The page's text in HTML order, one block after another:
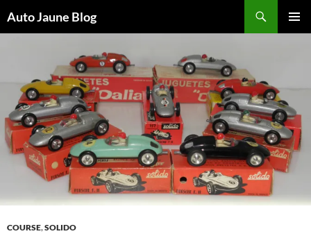
Auto Jaune Blog
COURSE,SOLIDO